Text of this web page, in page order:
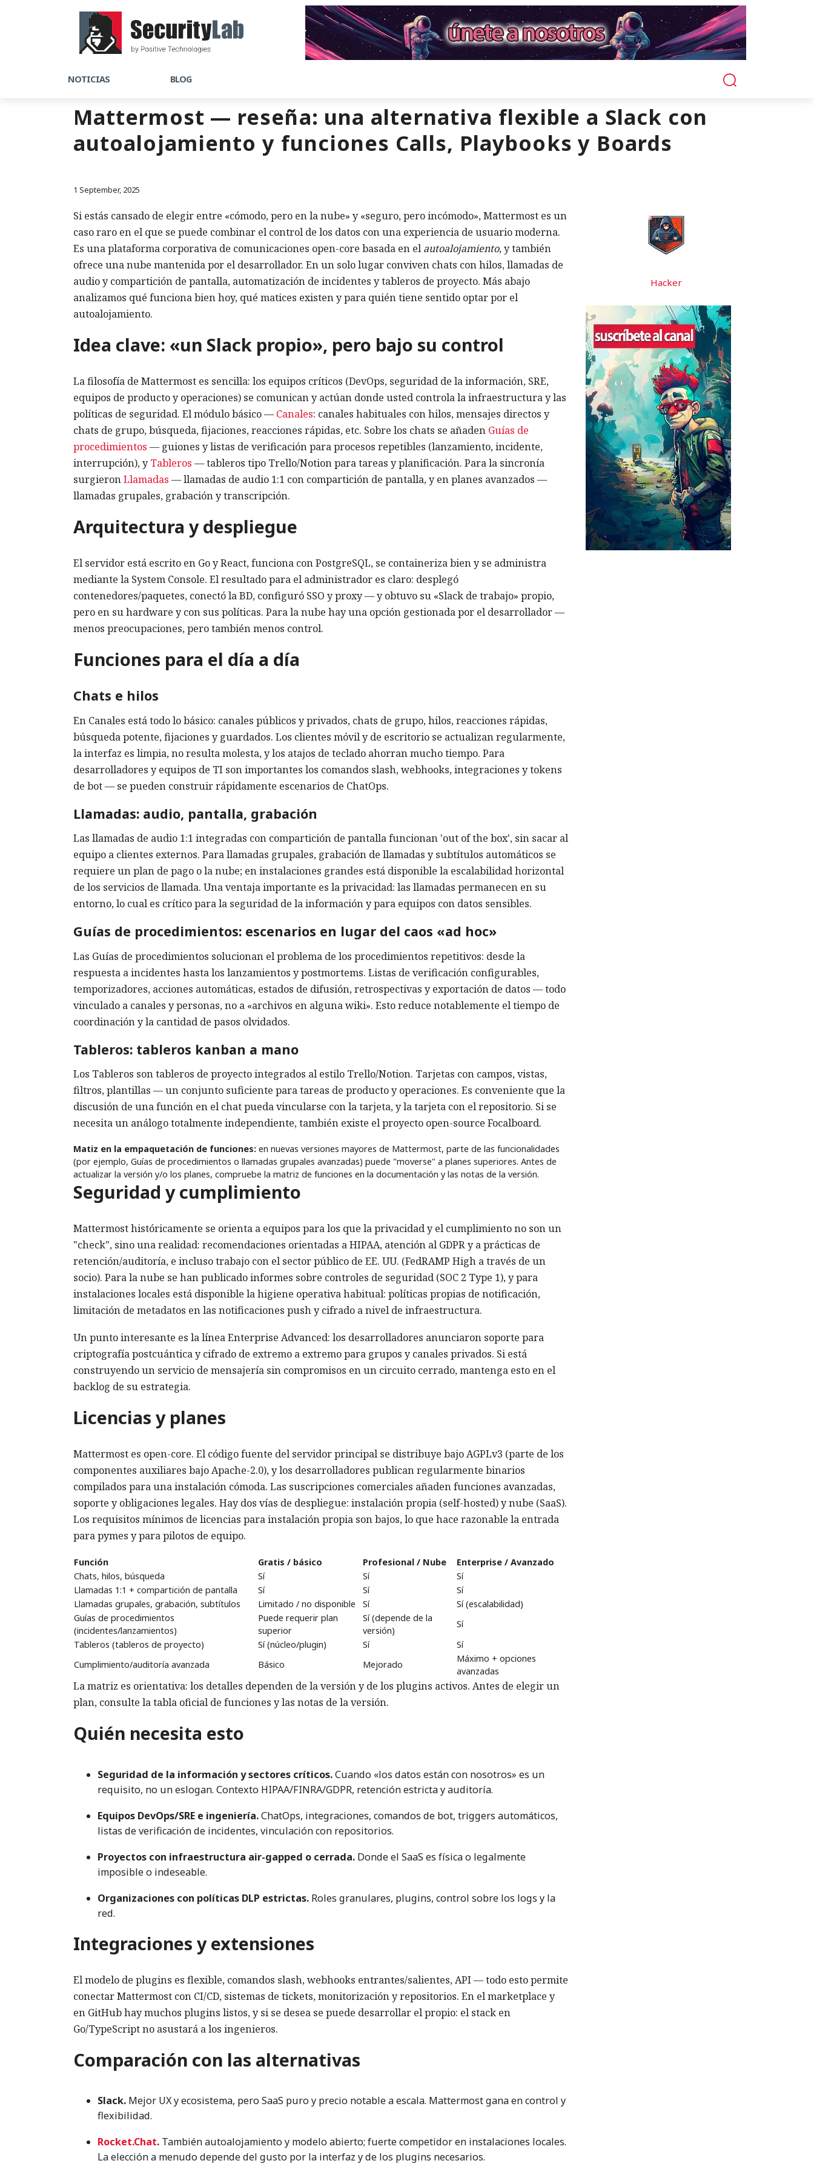
NOTICIAS BLOG
Mattermost — reseña: una alternativa flexible a Slack con
autoalojamiento y funciones Calls, Playbooks y Boards
1 September, 2025
Si estás cansado de elegir entre «cómodo, pero en la nube» y «seguro, pero incómodo», Mattermost es un
caso raro en el que se puede combinar el control de los datos con una experiencia de usuario moderna.
Es una plataforma corporativa de comunicaciones open-core basada en el autoalojamiento, y también
ofrece una nube mantenida por el desarrollador. En un solo lugar conviven chats con hilos, llamadas de
audio y compartición de pantalla, automatización de incidentes y tableros de proyecto. Más abajo
analizamos qué funciona bien hoy, qué matices existen y para quién tiene sentido optar por el
autoalojamiento.
Idea clave: «un Slack propio», pero bajo su control
La filosofía de Mattermost es sencilla: los equipos críticos (DevOps, seguridad de la información, SRE,
equipos de producto y operaciones) se comunican y actúan donde usted controla la infraestructura y las
políticas de seguridad. El módulo básico —Canales: canales habituales con hilos, mensajes directos y
chats de grupo, búsqueda, fijaciones, reacciones rápidas, etc. Sobre los chats se añaden Guías de
procedimientos — guiones y listas de verificación para procesos repetibles (lanzamiento, incidente,
interrupción), yTableros — tableros tipo Trello/Notion para tareas y planificación. Para la sincronía
surgieronLlamadas — llamadas de audio 1:1 con compartición de pantalla, y en planes avanzados —
llamadas grupales, grabación y transcripción.
Arquitectura y despliegue
El servidor está escrito en Go y React, funciona con PostgreSQL, se containeriza bien y se administra
mediante la System Console. El resultado para el administrador es claro: desplegó
contenedores/paquetes, conectó la BD, configuró SSO y proxy — y obtuvo su «Slack de trabajo» propio,
pero en su hardware y con sus políticas. Para la nube hay una opción gestionada por el desarrollador —
menos preocupaciones, pero también menos control.
Funciones para el día a día
Chats e hilos
En Canales está todo lo básico: canales públicos y privados, chats de grupo, hilos, reacciones rápidas,
búsqueda potente, fijaciones y guardados. Los clientes móvil y de escritorio se actualizan regularmente,
la interfaz es limpia, no resulta molesta, y los atajos de teclado ahorran mucho tiempo. Para
desarrolladores y equipos de TI son importantes los comandos slash, webhooks, integraciones y tokens
de bot — se pueden construir rápidamente escenarios de ChatOps.
Llamadas: audio, pantalla, grabación
Las llamadas de audio 1:1 integradas con compartición de pantalla funcionan 'out of the box', sin sacar al
equipo a clientes externos. Para llamadas grupales, grabación de llamadas y subtítulos automáticos se
requiere un plan de pago o la nube; en instalaciones grandes está disponible la escalabilidad horizontal
de los servicios de llamada. Una ventaja importante es la privacidad: las llamadas permanecen en su
entorno, lo cual es crítico para la seguridad de la información y para equipos con datos sensibles.
Guías de procedimientos: escenarios en lugar del caos «ad hoc»
Las Guías de procedimientos solucionan el problema de los procedimientos repetitivos: desde la
respuesta a incidentes hasta los lanzamientos y postmortems. Listas de verificación configurables,
temporizadores, acciones automáticas, estados de difusión, retrospectivas y exportación de datos — todo
vinculado a canales y personas, no a «archivos en alguna wiki». Esto reduce notablemente el tiempo de
coordinación y la cantidad de pasos olvidados.
Tableros: tableros kanban a mano
Los Tableros son tableros de proyecto integrados al estilo Trello/Notion. Tarjetas con campos, vistas,
filtros, plantillas — un conjunto suficiente para tareas de producto y operaciones. Es conveniente que la
discusión de una función en el chat pueda vincularse con la tarjeta, y la tarjeta con el repositorio. Si se
necesita un análogo totalmente independiente, también existe el proyecto open-source Focalboard.
Matiz en la empaquetación de funciones: en nuevas versiones mayores de Mattermost, parte de las funcionalidades
(por ejemplo, Guías de procedimientos o llamadas grupales avanzadas) puede "moverse" a planes superiores. Antes de
actualizar la versión y/o los planes, compruebe la matriz de funciones en la documentación y las notas de la versión.
Seguridad y cumplimiento
Mattermost históricamente se orienta a equipos para los que la privacidad y el cumplimiento no son un
"check", sino una realidad: recomendaciones orientadas a HIPAA, atención al GDPR y a prácticas de
retención/auditoría, e incluso trabajo con el sector público de EE. UU. (FedRAMP High a través de un
socio). Para la nube se han publicado informes sobre controles de seguridad (SOC 2 Type 1), y para
instalaciones locales está disponible la higiene operativa habitual: políticas propias de notificación,
limitación de metadatos en las notificaciones push y cifrado a nivel de infraestructura.
Un punto interesante es la línea Enterprise Advanced: los desarrolladores anunciaron soporte para
criptografía postcuántica y cifrado de extremo a extremo para grupos y canales privados. Si está
construyendo un servicio de mensajería sin compromisos en un circuito cerrado, mantenga esto en el
backlog de su estrategia.
Licencias y planes
Mattermost es open-core. El código fuente del servidor principal se distribuye bajo AGPLv3 (parte de los
componentes auxiliares bajo Apache-2.0), y los desarrolladores publican regularmente binarios
compilados para una instalación cómoda. Las suscripciones comerciales añaden funciones avanzadas,
soporte y obligaciones legales. Hay dos vías de despliegue: instalación propia (self-hosted) y nube (SaaS).
Los requisitos mínimos de licencias para instalación propia son bajos, lo que hace razonable la entrada
para pymes y para pilotos de equipo.
Función Gratis / básico Profesional / Nube
Enterprise / Avanzado
Chats, hilos, búsqueda
Sí Sí
Sí
Llamadas 1:1 + compartición de pantalla
Sí Sí
Sí
Llamadas grupales, grabación, subtítulos
Limitado / no disponible Sí
Sí (escalabilidad)
Guías de procedimientos
(incidentes/lanzamientos)
Puede requerir plan
superior
Sí (depende de la
versión)
Sí
Tableros (tableros de proyecto)
Sí (núcleo/plugin) Sí
Sí
Cumplimiento/auditoría avanzada
Básico Mejorado
Máximo + opciones
avanzadas
La matriz es orientativa: los detalles dependen de la versión y de los plugins activos. Antes de elegir un
plan, consulte la tabla oficial de funciones y las notas de la versión.
Quién necesita esto
Seguridad de la información y sectores críticos.Cuando «los datos están con nosotros» es un
requisito, no un eslogan. Contexto HIPAA/FINRA/GDPR, retención estricta y auditoría.
Equipos DevOps/SRE e ingeniería.ChatOps, integraciones, comandos de bot, triggers automáticos,
listas de verificación de incidentes, vinculación con repositorios.
Proyectos con infraestructura air-gapped o cerrada. Donde el SaaS es física o legalmente
imposible o indeseable.
Organizaciones con políticas DLP estrictas. Roles granulares, plugins, control sobre los logs y la
red.
Integraciones y extensiones
El modelo de plugins es flexible, comandos slash, webhooks entrantes/salientes, API — todo esto permite
conectar Mattermost con CI/CD, sistemas de tickets, monitorización y repositorios. En el marketplace y
en GitHub hay muchos plugins listos, y si se desea se puede desarrollar el propio: el stack en
Go/TypeScript no asustará a los ingenieros.
Comparación con las alternativas
Slack. Mejor UX y ecosistema, pero SaaS puro y precio notable a escala. Mattermost gana en control y
flexibilidad.
Rocket.Chat. También autoalojamiento y modelo abierto; fuerte competidor en instalaciones locales.
La elección a menudo depende del gusto por la interfaz y de los plugins necesarios.
Hacker